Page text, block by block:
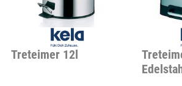
Treteimer 12l